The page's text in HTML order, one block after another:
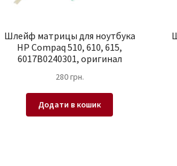
Шлейф матрицы для ноутбука
HP Compaq 510, 610, 615,
6017B0240301, оригинал
280грн.
Додати в кошик